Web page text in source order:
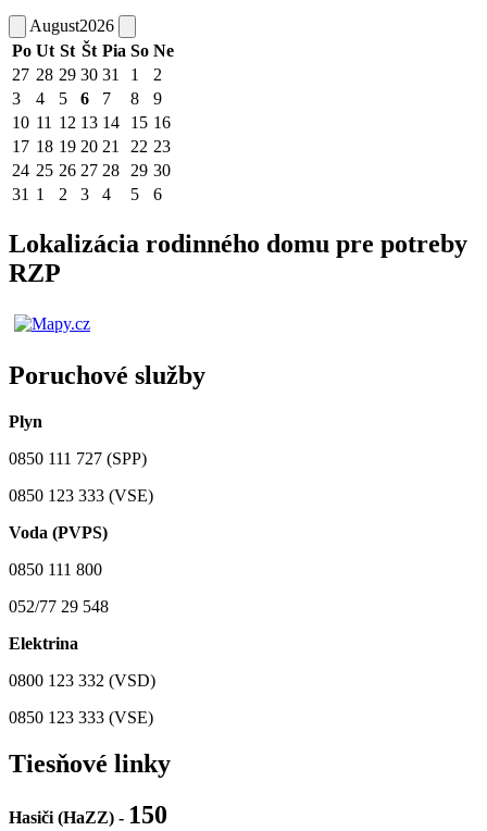
August2026
Po Ut St Št Pia So Ne
27 28 29 30 31 1
2
3
4 5 6 7 8
9
10 11 12 13 14 15 16
17 18 19 20 21 22 23
24 25 26 27 28 29 30
31 1 2 3 4 5 6
Lokalizácia rodinného domu pre potreby
RZP
Poruchové služby
Plyn
0850 111 727 (SPP)
0850 123 333 (VSE)
Voda (PVPS)
0850 111 800
052/77 29 548
Elektrina
0800 123 332 (VSD)
0850 123 333 (VSE)
Tiesňové linky
Hasiči (HaZZ) - 150